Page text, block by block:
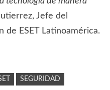
Jefe del
de ESET Latinoamérica.
SEGURIDAD